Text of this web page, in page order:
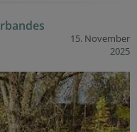
15. November
2025